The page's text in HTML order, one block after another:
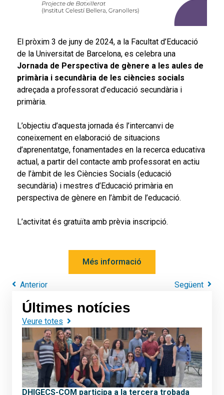
El pròxim 3 de juny de 2024, a la Facultat d’Educació
de la Universitat de Barcelona, es celebra una
Jornada de Perspectiva de gènere a les aules de
primària i secundària de les ciències socials
adreçada a professorat d’educació secundària i
primària.
L’objectiu d’aquesta jornada és l’intercanvi de
coneixement en elaboració de situacions
d’aprenentatge, fonamentades en la recerca educativa
actual, a partir del contacte amb professorat en actiu
de l’àmbit de les Ciències Socials (educació
secundària) i mestres d’Educació primària en
perspectiva de gènere en l’àmbit de l’educació.
L’activitat és gratuïta amb prèvia inscripció.
Més informació
Anterior Següent
Últimes notícies
Veure totes
DHIGECS-COM participa a la tercera trobada